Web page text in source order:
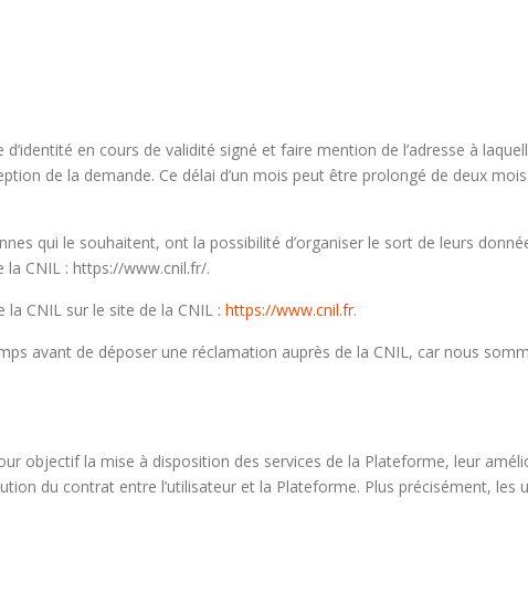
en cours de validité signé et faire mention de l’adresse à
de la demande. Ce délai d’un mois peut être prolongé de deux
qui le souhaitent, ont la possibilité d’organiser le sort de leurs
CNIL : https://www.cnil.fr/.
CNIL sur le site de la CNIL : https://www.cnil.fr.
avant de déposer une réclamation auprès de la CNIL, car nous
objectif la mise à disposition des services de la Plateforme, leur
du contrat entre l’utilisateur et la Plateforme. Plus précisément, les